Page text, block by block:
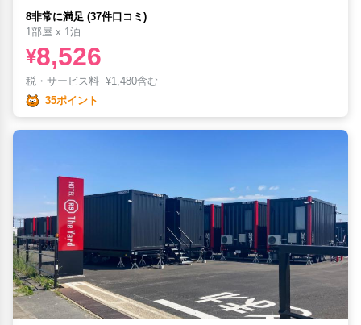
8非常に満足 (37件口コミ)
1部屋 x 1泊
¥8,526
税・サービス料 ¥1,480含む
35ポイント